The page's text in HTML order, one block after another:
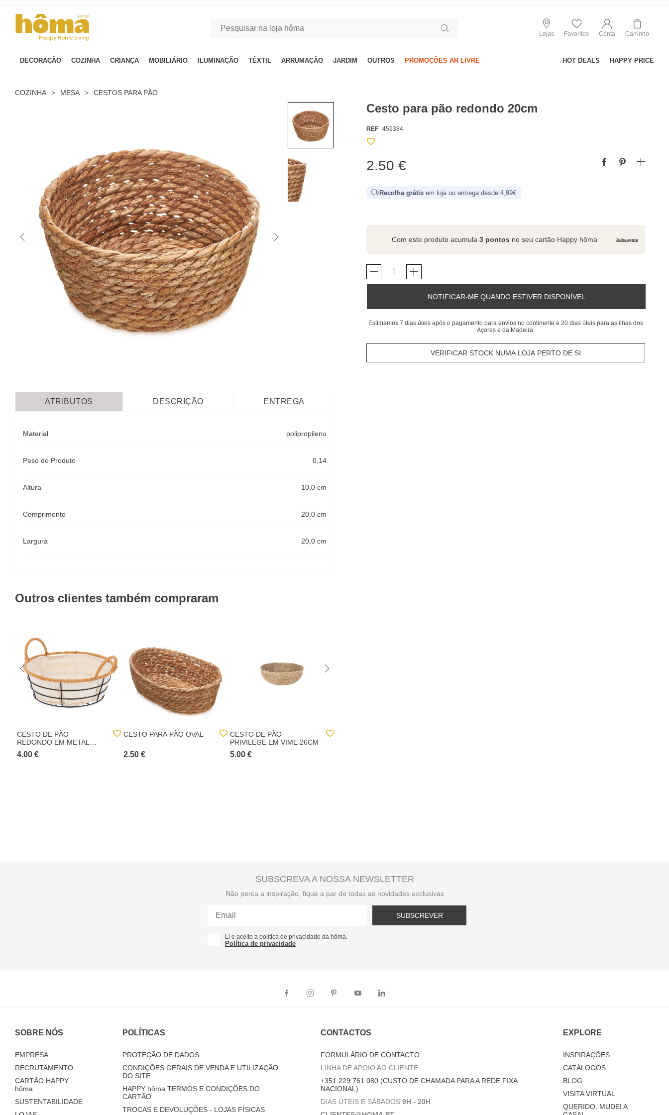
Lojas Favoritos Conta Carrinho
DECORAÇÃO COZINHA CRIANÇA MOBILIÁRIO ILUMINAÇÃO TÊXTIL ARRUMAÇÃO JARDIM OUTROS PROMOÇÕES AR LIVRE HOT DEALS HAPPY PRICE
COZINHA > MESA > CESTOS PARA PÃO
Cesto para pão redondo 20cm
REF 459384
2.50 €
Recolha grátis em loja ou entrega desde 4,99€
Com este produto acumula3 pontos no seu cartão Happy hôma Adira agora
NOTIFICAR-ME QUANDO ESTIVER DISPONÍVEL
Estimamos 7 dias úteis após o pagamento para envios no continente e 20 dias úteis para as ilhas dos
Açores e da Madeira.
VERIFICAR STOCK NUMA LOJA PERTO DE SI
ATRIBUTOS DESCRIÇÃO ENTREGA
Material polipropileno
Peso do Produto 0,14
Altura 10,0 cm
Comprimento 20,0 cm
Largura 20,0 cm
Outros clientes também compraram
CESTO DE PÃO
REDONDO EM METAL
COM ASAS
4.00 €
CESTO PARA PÃO OVAL
2.50 €
CESTO DE PÃO
PRIVILEGE EM VIME 26CM
5.00 €
SUBSCREVA A NOSSA NEWSLETTER
Não perca a inspiração, fique a par de todas as novidades exclusivas
SUBSCREVER
Li e aceito a política de privacidade da hôma.
Política de privacidade
SOBRE NÓS
EMPRESA
RECRUTAMENTO
CARTÃO HAPPY
hôma
SUSTENTABILIDADE
POLÍTICAS
PROTEÇÃO DE DADOS
CONDIÇÕES GERAIS DE VENDA E UTILIZAÇÃO
DO SITE
HAPPY hôma TERMOS E CONDIÇÕES DO
CARTÃO
TROCAS E DEVOLUÇÕES - LOJAS FÍSICAS
CONTACTOS
FORMULÁRIO DE CONTACTO
LINHA DE APOIO AO CLIENTE
+351 229 761 080 (CUSTO DE CHAMADA PARA A REDE FIXA
NACIONAL)
DIAS ÚTEIS E SÁBADOS 9H - 20H
EXPLORE
INSPIRAÇÕES
CATÁLOGOS
BLOG
VISITA VIRTUAL
QUERIDO, MUDEI A